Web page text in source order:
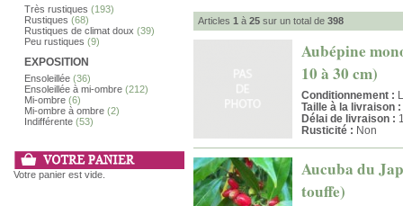
Très rustiques (193)
Rustiques (68)
Rustiques de climat doux (39)
Peu rustiques (9)
EXPOSITION
Ensoleillée (36)
Ensoleillée à mi-ombre (212)
Mi-ombre (6)
Mi-ombre à ombre (2)
Indifférente (53)
Votre panier est vide.
Articles 1 à 25 sur un total de 398
Aubépine
10 à 30 cm)
Conditionnement :
Taille à la livraison :
Délai de livraison :
Rusticité : Non
Aucuba du
touffe)